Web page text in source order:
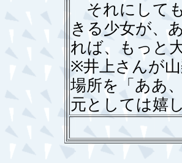
それにして
きる少女が、
れば、もっと
※井上さんが
場所を「ああ
元としては嬉